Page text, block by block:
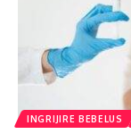
INGRIJIRE BEBELUS